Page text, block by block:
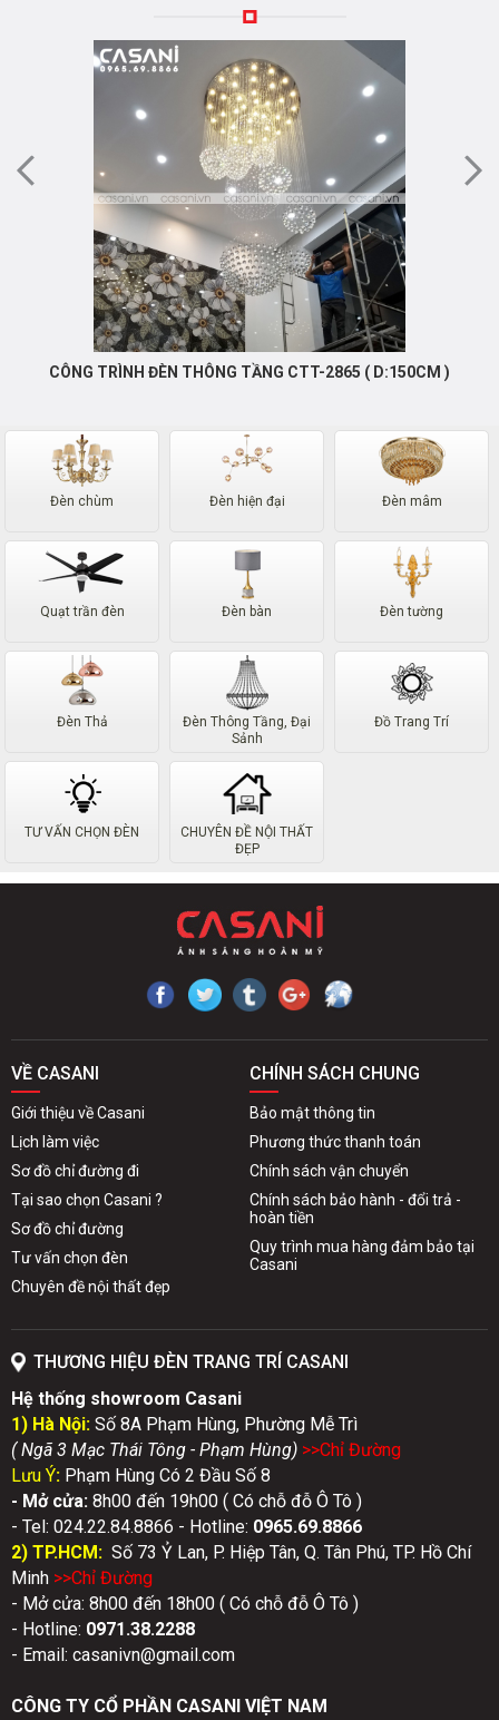
CÔNG TRÌNH ĐÈN THÔNG TẦNG CTT-2865 ( D:150CM )
Đèn chùm Đèn hiện đại Đèn mâm
Quạt trần đèn Đèn bàn Đèn tường
Đèn Thả
Đèn Thông Tầng, Đại
Sảnh
Đồ Trang Trí
TƯ VẤN CHỌN ĐÈN
CHUYÊN ĐỀ NỘI THẤT
ĐẸP
VỀ CASANI
Giới thiệu về Casani
Lịch làm việc
Sơ đồ chỉ đường đi
Tại sao chọn Casani ?
Sơ đồ chỉ đường
Tư vấn chọn đèn
Chuyên đề nội thất đẹp
CHÍNH SÁCH CHUNG
Bảo mật thông tin
Phương thức thanh toán
Chính sách vận chuyển
Chính sách bảo hành - đổi trả -
hoàn tiền
Quy trình mua hàng đảm bảo tại
Casani
THƯƠNG HIỆU ĐÈN TRANG TRÍ CASANI
Hệ thống showroom Casani
1) Hà Nội: Số 8A Phạm Hùng, Phường Mễ Trì
( Ngã 3 Mạc Thái Tông - Phạm Hùng) >>Chỉ Đường
Lưu Ý: Phạm Hùng Có 2 Đầu Số 8
- Mở cửa: 8h00 đến 19h00 ( Có chỗ đỗ Ô Tô )
- Tel: 024.22.84.8866 - Hotline: 0965.69.8866
2) TP.HCM: Số 73 Ỷ Lan, P. Hiệp Tân, Q. Tân Phú, TP. Hồ Chí
Minh >>Chỉ Đường
- Mở cửa: 8h00 đến 18h00 ( Có chỗ đỗ Ô Tô )
- Hotline: 0971.38.2288
- Email: casanivn@gmail.com
CÔNG TY CỔ PHẦN CASANI VIỆT NAM